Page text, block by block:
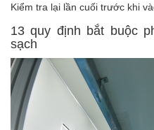
Kiểm tra lại lần cuối trước khi
13 quy định bắt buộc
sạch